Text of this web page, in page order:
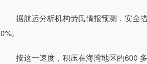
据航运分析机构劳氏情报预测，安全措
0%。
按这一速度，积压在海湾地区的600 多